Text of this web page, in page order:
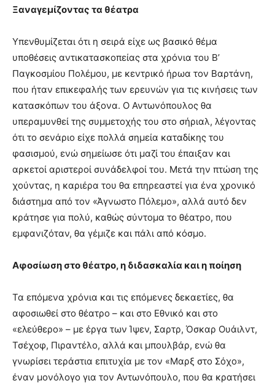
Ξαναγεμίζοντας τα θέατρα
Υπενθυμίζεται ότι η σειρά είχε ως βασικό θέμα
υποθέσεις αντικατασκοπείας στα χρόνια του Β’
Παγκοσμίου Πολέμου, με κεντρικό ήρωα τον Βαρτάνη,
που ήταν επικεφαλής των ερευνών για τις κινήσεις των
κατασκόπων του άξονα. Ο Αντωνόπουλος θα
υπεραμυνθεί της συμμετοχής του στο σήριαλ, λέγοντας
ότι το σενάριο είχε πολλά σημεία καταδίκης του
φασισμού, ενώ σημείωσε ότι μαζί του έπαιξαν και
αρκετοί αριστεροί συνάδελφοί του. Μετά την πτώση της
χούντας, η καριέρα του θα επηρεαστεί για ένα χρονικό
διάστημα από τον «Άγνωστο Πόλεμο», αλλά αυτό δεν
κράτησε για πολύ, καθώς σύντομα το θέατρο, που
εμφανιζόταν, θα γέμιζε και πάλι από κόσμο.
Αφοσίωση στο θέατρο, η διδασκαλία και η ποίηση
Τα επόμενα χρόνια και τις επόμενες δεκαετίες, θα
αφοσιωθεί στο θέατρο – και στο Εθνικό και στο
«ελεύθερο» – με έργα των Ίψεν, Σαρτρ, Όσκαρ Ουάιλντ,
Τσέχοφ, Πιραντέλο, αλλά και μπουλβάρ, ενώ θα
γνωρίσει τεράστια επιτυχία με τον «Μαρξ στο Σόχο»,
έναν μονόλογο για τον Αντωνόπουλο, που θα κρατήσει